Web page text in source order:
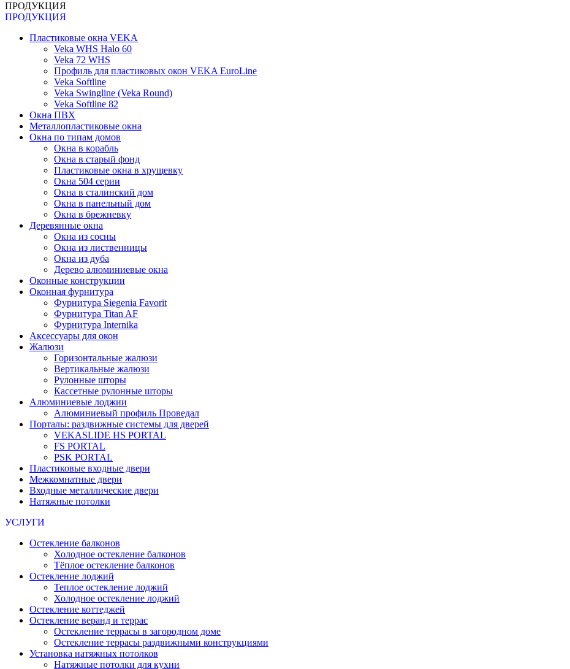
ПРОДУКЦИЯ
ПРОДУКЦИЯ
Пластиковые окна VEKA
Veka WHS Halo 60
Veka 72 WHS
Профиль для пластиковых окон VEKA EuroLine
Veka Softline
Veka Swingline (Veka Round)
Veka Softline 82
Окна ПВХ
Металлопластиковые окна
Окна по типам домов
Окна в корабль
Окна в старый фонд
Пластиковые окна в хрущевку
Окна 504 серии
Окна в сталинский дом
Окна в панельный дом
Окна в брежневку
Деревянные окна
Окна из сосны
Окна из лиственницы
Окна из дуба
Дерево алюминиевые окна
Оконные конструкции
Оконная фурнитура
Фурнитура Siegenia Favorit
Фурнитура Titan AF
Фурнитура Internika
Аксессуары для окон
Жалюзи
Горизонтальные жалюзи
Вертикальные жалюзи
Рулонные шторы
Кассетные рулонные шторы
Алюминиевые лоджии
Алюминиевый профиль Проведал
Порталы: раздвижные системы для дверей
VEKASLIDE HS PORTAL
FS PORTAL
PSK PORTAL
Пластиковые входные двери
Межкомнатные двери
Входные металлические двери
Натяжные потолки
УСЛУГИ
Остекление балконов
Холодное остекление балконов
Тёплое остекление балконов
Остекление лоджий
Теплое остекление лоджий
Холодное остекление лоджий
Остекление коттеджей
Остекление веранд и террас
Остекление террасы в загородном доме
Остекление террасы раздвижными конструкциями
Установка натяжных потолков
Натяжные потолки для кухни